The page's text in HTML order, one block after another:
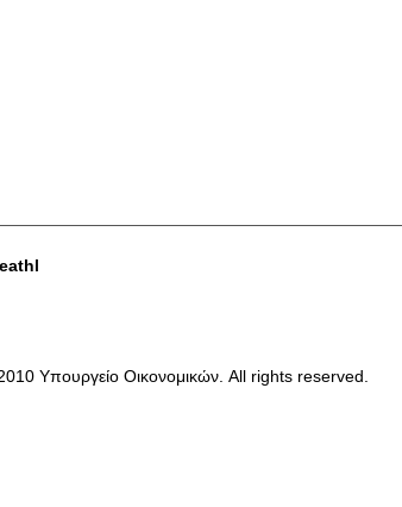
Υπουργείο Οικονομικών. All rights reserved.